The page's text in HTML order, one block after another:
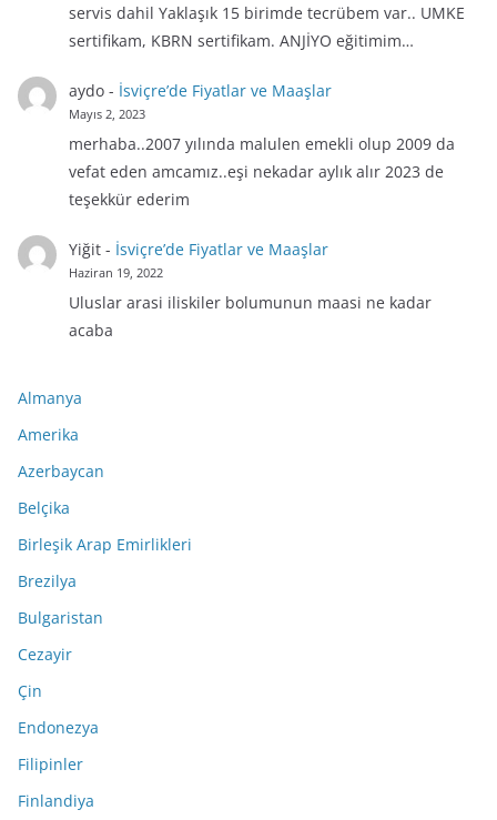
servis dahil Yaklaşık 15 birimde tecrübem var.. UMKE
sertifikam, KBRN sertifikam. ANJİYO eğitimim…
aydo- İsviçre’de Fiyatlar ve Maaşlar
Mayıs 2, 2023
merhaba..2007 yılında malulen emekli olup 2009 da
vefat eden amcamız..eşi nekadar aylık alır 2023 de
teşekkür ederim
Yiğit- İsviçre’de Fiyatlar ve Maaşlar
Haziran 19, 2022
Uluslar arasi iliskiler bolumunun maasi ne kadar
acaba
Almanya
Amerika
Azerbaycan
Belçika
Birleşik Arap Emirlikleri
Brezilya
Bulgaristan
Cezayir
Çin
Endonezya
Filipinler
Finlandiya